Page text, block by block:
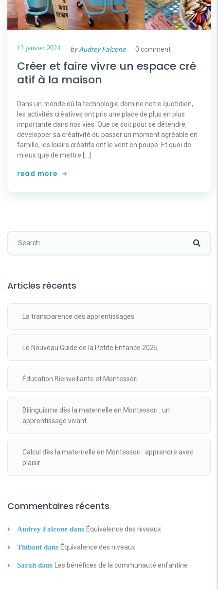
12 janvier 2024 byAudrey Falcone 0 comment
Créer et faire vivre un espace cré
atif à la maison
Dans un monde où la technologie domine notre quotidien,
les activités créatives ont pris une place de plus en plus
importante dans nos vies. Que ce soit pour se détendre,
développer sa créativité ou passer un moment agréable en
famille, les loisirs créatifs ont le vent en poupe. Et quoi de
mieux que de mettre […]
read more
Articles récents
La transparence des apprentissages
Le Nouveau Guide de la Petite Enfance 2025
Éducation Bienveillante et Montessori
Bilinguisme dès la maternelle en Montessori : un
apprentissage vivant
Calcul dès la maternelle en Montessori : apprendre avec
plaisir
Commentaires récents
Audrey Falcone dans Équivalence des niveaux
Thibaut dans Équivalence des niveaux
Sarah dans Les bénéfices de la communauté enfantine